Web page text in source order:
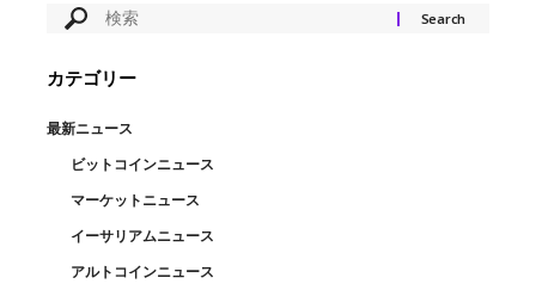
カテゴリー
最新ニュース
ビットコインニュース
マーケットニュース
イーサリアムニュース
アルトコインニュース